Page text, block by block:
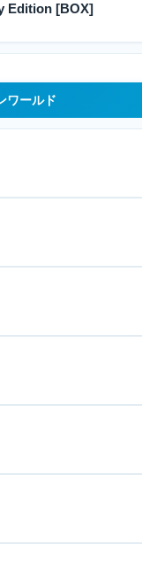
Edition [BOX]
ワールド